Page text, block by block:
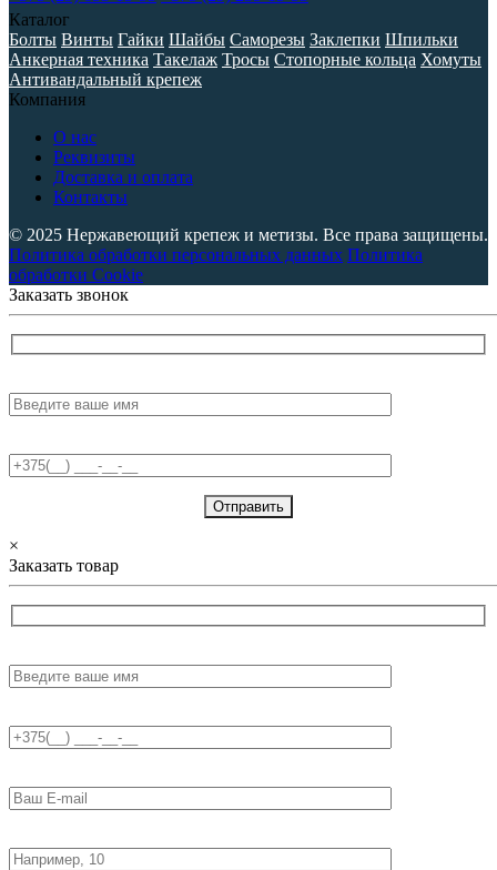
Каталог
Болты Винты Гайки Шайбы Саморезы Заклепки Шпильки
Анкерная техника Такелаж Тросы Стопорные кольца Хомуты
Антивандальный крепеж
Компания
О нас
Реквизиты
Доставка и оплата
Контакты
© 2025 Нержавеющий крепеж и метизы. Все права защищены.
Политика обработки персональных данных Политика
обработки Cookie
Заказать звонок
×
Заказать товар